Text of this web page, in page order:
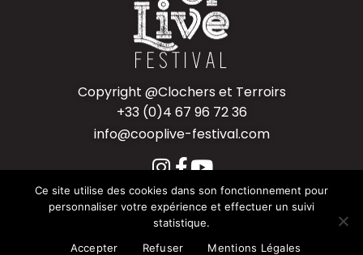
Copyright @Clochers et Terroirs
+33 (0)4 67 96 72 36
info@cooplive-festival.com
Mentions légales –CGV
© 2026 – COOP LIVE FESTIVAL –
AGENCEKARACTERE.FR
Ce site utilise des cookies dans son fonctionnement pour
personnaliser votre expérience et effectuer un suivi
statistique.
Accepter
Refuser Mentions Légales